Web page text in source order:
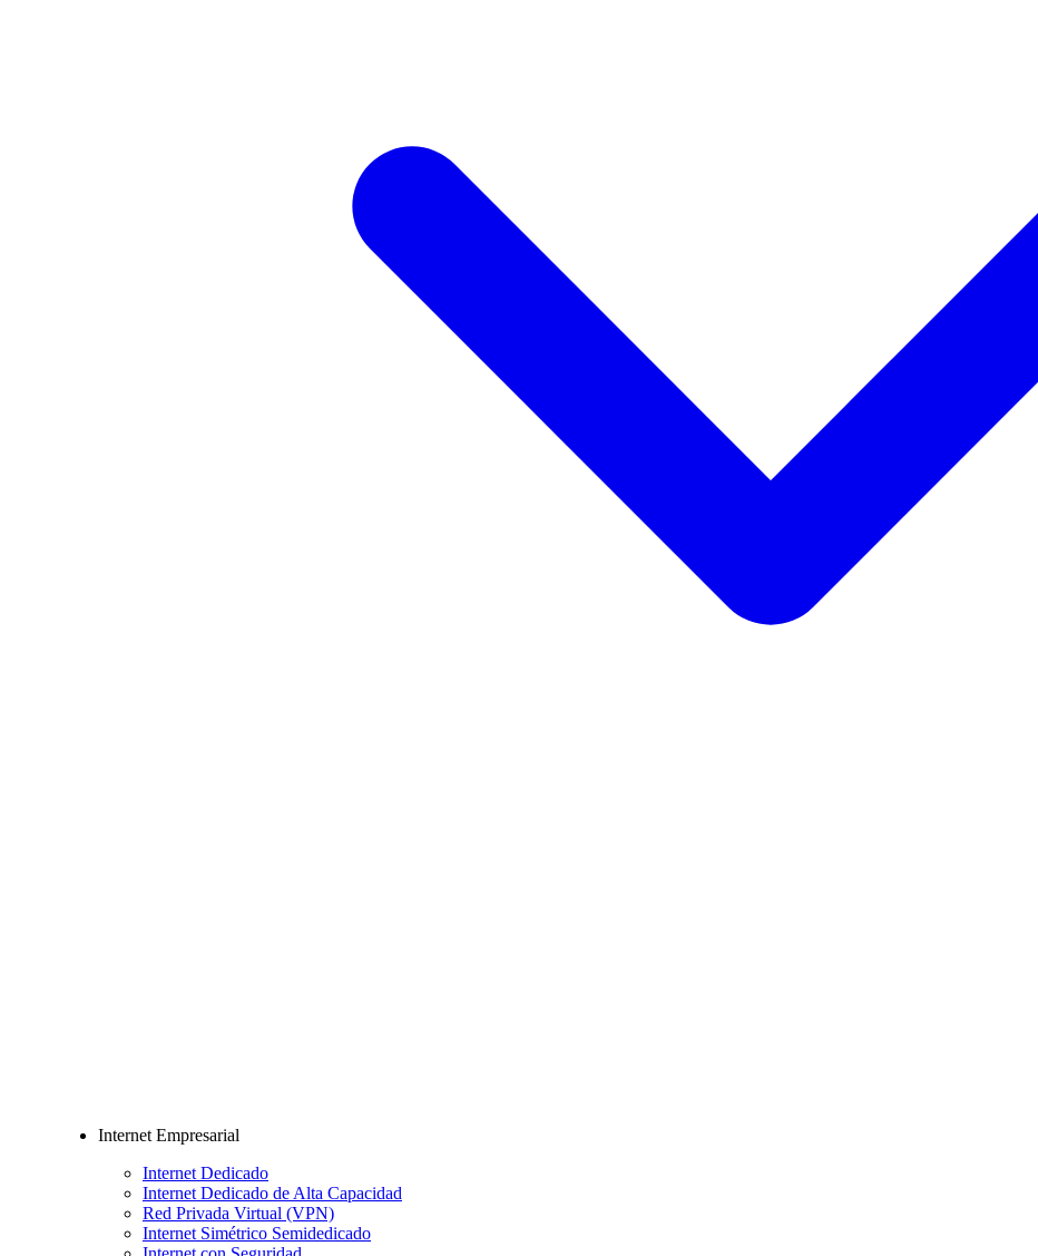
Internet Empresarial
Internet Dedicado
Internet Dedicado de Alta Capacidad
Red Privada Virtual (VPN)
Internet Simétrico Semidedicado